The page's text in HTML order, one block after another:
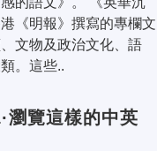
《明報》撰寫的專欄文
文物及政治文化、語
。這些..
瀏覽這樣的中英